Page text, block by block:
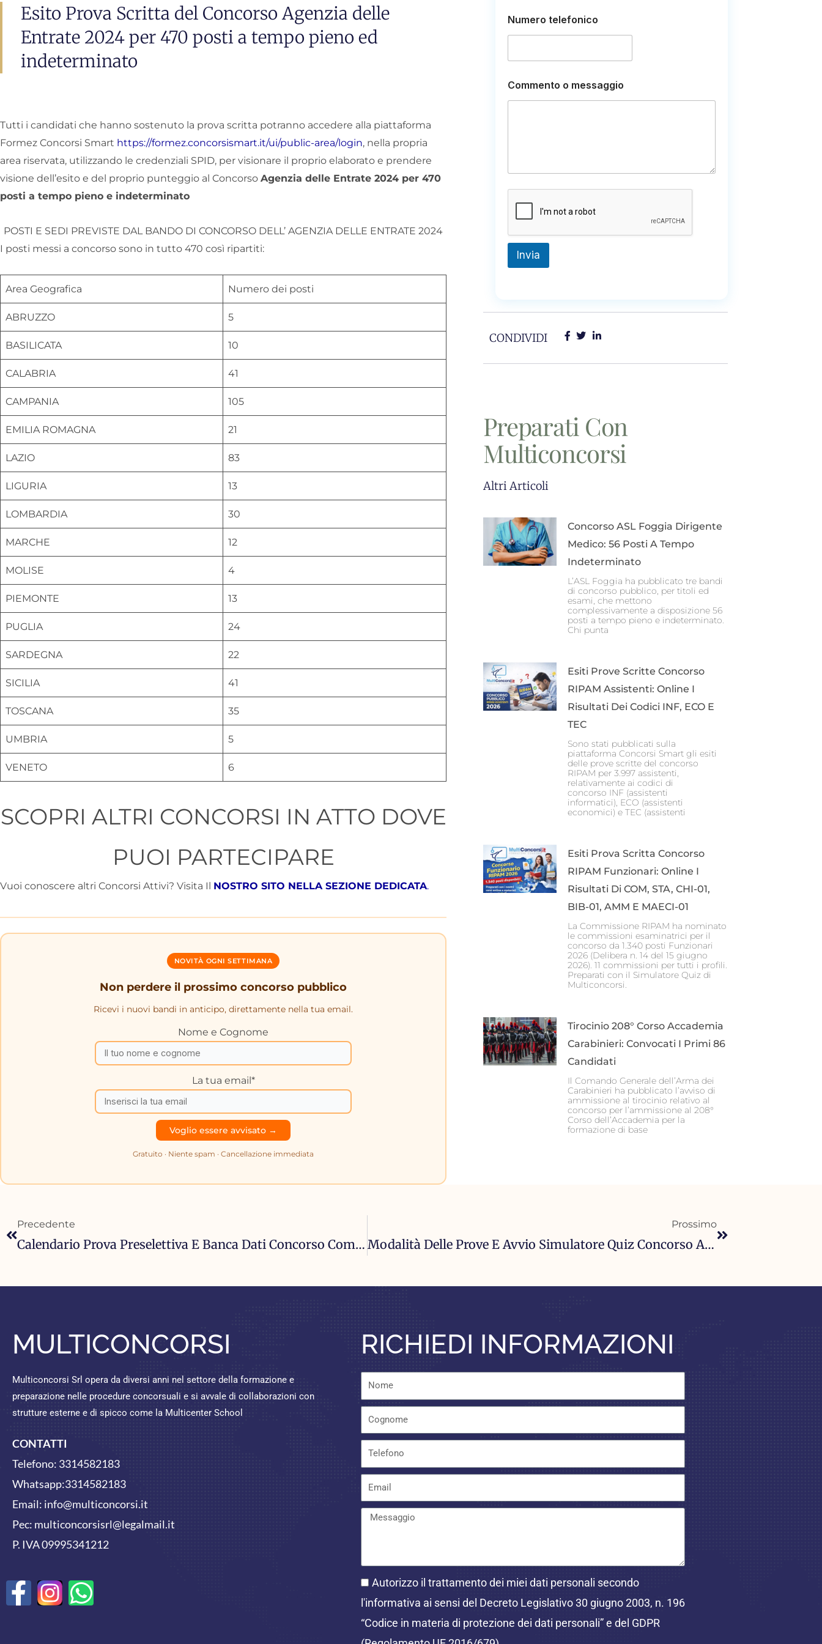
Esito Prova Scritta del Concorso Agenzia delle
Entrate 2024 per 470 posti a tempo pieno ed
indeterminato
Tutti i candidati che hanno sostenuto la prova scritta potranno accedere alla piattaforma
Formez Concorsi Smart https://formez.concorsismart.it/ui/public-area/login, nella propria
area riservata, utilizzando le credenziali SPID, per visionare il proprio elaborato e prendere
visione dell’esito e del proprio punteggio al Concorso Agenzia delle Entrate 2024 per 470
posti a tempo pieno e indeterminato
POSTI E SEDI PREVISTE DAL BANDO DI CONCORSO DELL’ AGENZIA DELLE ENTRATE 2024
I posti messi a concorso sono in tutto 470 così ripartiti:
Area Geografica Numero dei posti
ABRUZZO 5
BASILICATA 10
CALABRIA 41
CAMPANIA 105
EMILIA ROMAGNA 21
LAZIO 83
LIGURIA 13
LOMBARDIA 30
MARCHE 12
MOLISE 4
PIEMONTE 13
PUGLIA 24
SARDEGNA 22
SICILIA 41
TOSCANA 35
UMBRIA 5
VENETO 6
SCOPRI ALTRI CONCORSI IN ATTO DOVE
PUOI PARTECIPARE
Vuoi conoscere altri Concorsi Attivi? Visita Il NOSTRO SITO NELLA SEZIONE DEDICATA.
NOVITÀ OGNI SETTIMANA
Non perdere il prossimo concorso pubblico
Ricevi i nuovi bandi in anticipo, direttamente nella tua email.
Nome e Cognome
La tua email*
Gratuito · Niente spam · Cancellazione immediata
Numero telefonico
Commento o messaggio
Invia
CONDIVIDI
Preparati Con
Multiconcorsi
Altri Articoli
Concorso ASL Foggia Dirigente
Medico: 56 Posti A Tempo
Indeterminato
L’ASL Foggia ha pubblicato tre bandi
di concorso pubblico, per titoli ed
esami, che mettono
complessivamente a disposizione 56
posti a tempo pieno e indeterminato.
Chi punta
Esiti Prove Scritte Concorso
RIPAM Assistenti: Online I
Risultati Dei Codici INF, ECO E
TEC
Sono stati pubblicati sulla
piattaforma Concorsi Smart gli esiti
delle prove scritte del concorso
RIPAM per 3.997 assistenti,
relativamente ai codici di
concorso INF (assistenti
informatici), ECO (assistenti
economici) e TEC (assistenti
Esiti Prova Scritta Concorso
RIPAM Funzionari: Online I
Risultati Di COM, STA, CHI-01,
BIB-01, AMM E MAECI-01
La Commissione RIPAM ha nominato
le commissioni esaminatrici per il
concorso da 1.340 posti Funzionari
2026 (Delibera n. 14 del 15 giugno
2026). 11 commissioni per tutti i profili.
Preparati con il Simulatore Quiz di
Multiconcorsi.
Tirocinio 208° Corso Accademia
Carabinieri: Convocati I Primi 86
Candidati
Il Comando Generale dell’Arma dei
Carabinieri ha pubblicato l’avviso di
ammissione al tirocinio relativo al
concorso per l’ammissione al 208°
Corso dell’Accademia per la
formazione di base
Precedente
Calendario Prova Preselettiva E Banca Dati Concorso Comune Di Roma 2025 Per 808 Posti
Prossimo
Modalità Delle Prove E Avvio Simulatore Quiz Concorso Allievi Carabinieri 2025 – 4918 Posti
MULTICONCORSI
Multiconcorsi Srl opera da diversi anni nel settore della formazione e
preparazione nelle procedure concorsuali e si avvale di collaborazioni con
strutture esterne e di spicco come la Multicenter School
CONTATTI
Telefono: 3314582183
Whatsapp:3314582183
Email: info@multiconcorsi.it
Pec: multiconcorsisrl@legalmail.it
P. IVA 09995341212
F
W
RICHIEDI INFORMAZIONI
Autorizzo il trattamento dei miei dati personali secondo
l'informativa ai sensi del Decreto Legislativo 30 giugno 2003, n. 196
“Codice in materia di protezione dei dati personali” e del GDPR